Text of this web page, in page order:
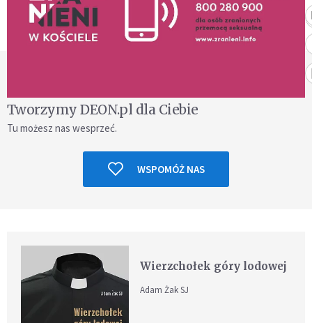
Tworzymy DEON.pl dla Ciebie
Tu możesz nas wesprzeć.
WSPOMÓŻ NAS
Wierzchołek góry lodowej
Adam Żak SJ